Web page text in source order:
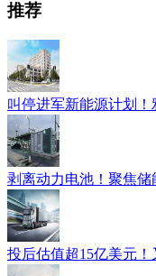
推荐
叫停进军新能源计划
剥离动力电池！聚焦
投后估值超15亿美元